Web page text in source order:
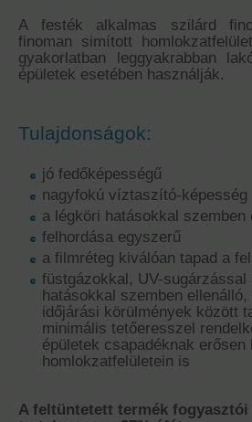
A festék alkalmas szilárd
finoman simított
gyakorlatban leggyakrabban
épületek esetében használják.
Tulajdonságok:
jó fedőképességű
nagyfokú víztaszító-képesség
a légköri hatásokkal szemben
felhordása egyszerű
a filmréteg kiválóan tapad a
füstgázokkal, UV-sugárzással
hatásokkal szemben
időjárási körülmények között
minimális tetőeresszel
épületek csapadéknak erősen
homlokzatfelületein is
A feltüntetett termék